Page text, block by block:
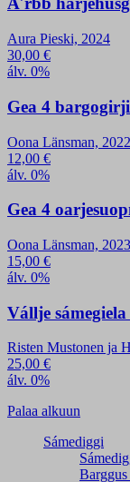
Aura Pieski, 2024
30,00 €
álv. 0%
Gea 4
Oona Länsman, 2022
12,00 €
álv. 0%
Gea 4
Oona Länsman, 2023
15,00 €
álv. 0%
Vállje sámegiela
Risten Mustonen ja
25,00 €
álv. 0%
Palaa alkuun
Sámediggi